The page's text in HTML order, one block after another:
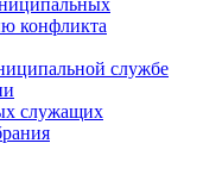
конфликта
службе
служащих